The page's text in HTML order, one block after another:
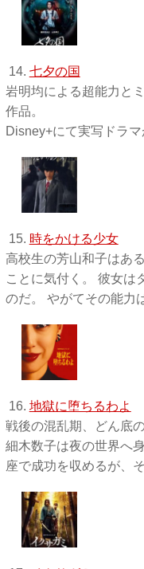
14. 七夕の国
岩明均による超能力と
作品。
Disney+にて実写ドラマ
15. 時をかける少女
高校生の芳山和子はあ
ことに気付く。 彼女は
のだ。 やがてその能力
16. 地獄に堕ちるわよ
戦後の混乱期、どん底
細木数子は夜の世界へ
座で成功を収めるが、